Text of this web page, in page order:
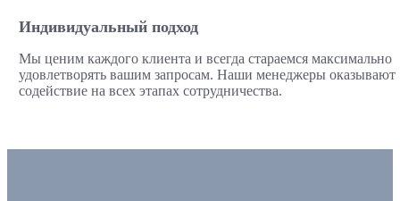
Индивидуальный подход
Мы ценим каждого клиента и всегда стараемся максимально
удовлетворять вашим запросам. Наши менеджеры оказывают
содействие на всех этапах сотрудничества.